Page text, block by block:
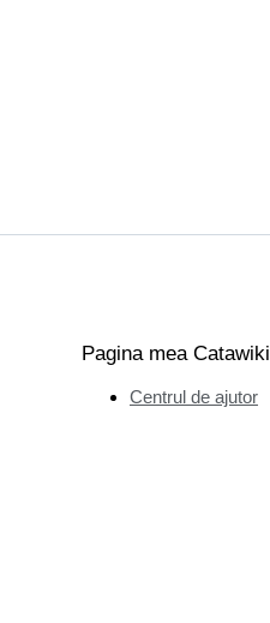
Pagina mea Catawiki
Centrul de ajutor